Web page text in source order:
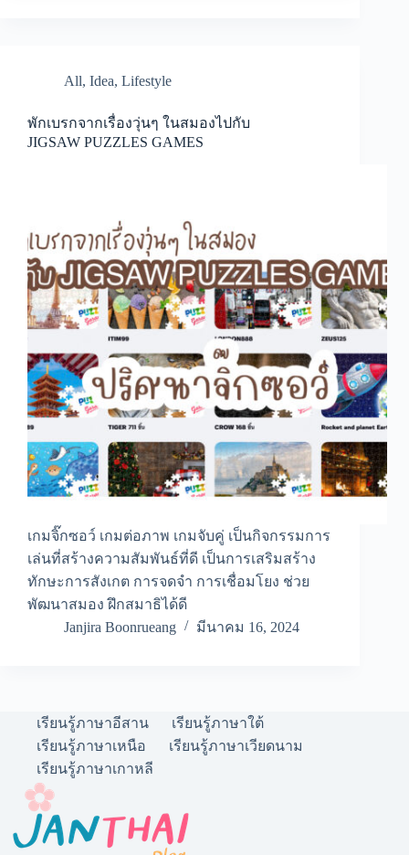
All, Idea, Lifestyle
พักเบรกจากเรื่องวุ่นๆ ในสมองไปกับ
JIGSAW PUZZLES GAMES
เกมจิ๊กซอว์ เกมต่อภาพ เกมจับคู่ เป็นกิจกรรมการ
เล่นที่สร้างความสัมพันธ์ที่ดี เป็นการเสริมสร้าง
ทักษะการสังเกต การจดจำ การเชื่อมโยง ช่วย
พัฒนาสมอง ฝึกสมาธิได้ดี
Janjira Boonrueang
มีนาคม 16, 2024
เรียนรู้ภาษาอีสาน
เรียนรู้ภาษาใต้
เรียนรู้ภาษาเหนือ
เรียนรู้ภาษาเวียดนาม
เรียนรู้ภาษาเกาหลี